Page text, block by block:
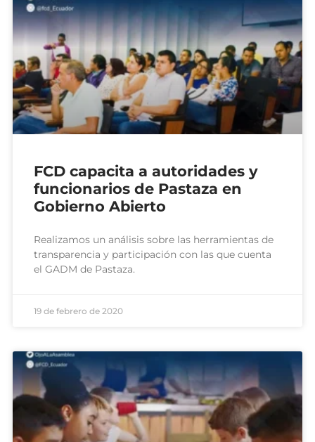
FCD capacita a autoridades y
funcionarios de Pastaza en
Gobierno Abierto
Realizamos un análisis sobre las herramientas de
transparencia y participación con las que cuenta
el GADM de Pastaza.
19 de febrero de 2020